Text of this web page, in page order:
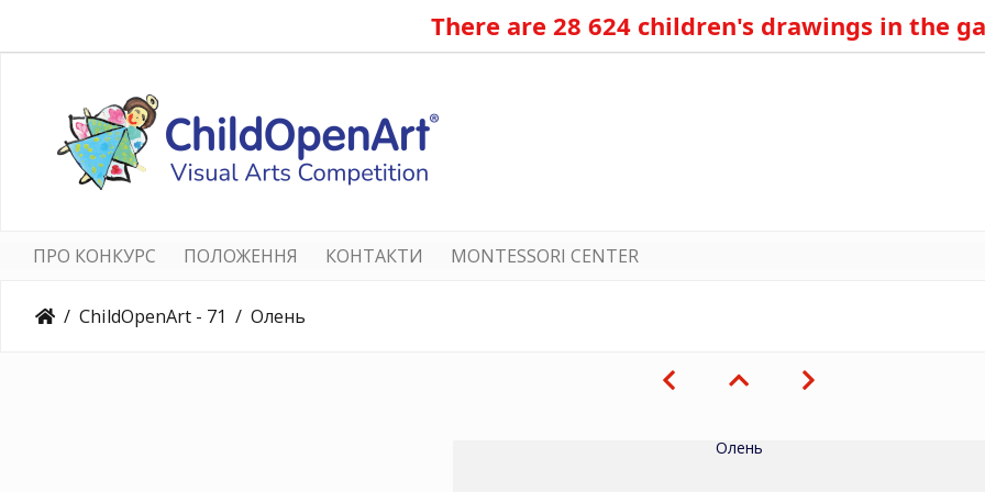
There are 28 624 children's drawings in the
ПРО КОНКУРС ПОЛОЖЕННЯ КОНТАКТИ MONTESSORI CENTER
ChildOpenArt - 71 Олень
Олень